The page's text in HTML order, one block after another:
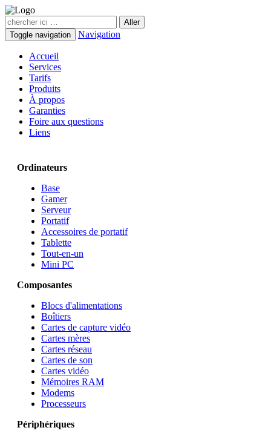
Toggle navigation Navigation
Accueil
Services
Tarifs
Produits
À propos
Garanties
Foire aux questions
Liens
Ordinateurs
Base
Gamer
Serveur
Portatif
Accessoires de portatif
Tablette
Tout-en-un
Mini PC
Composantes
Blocs d'alimentations
Boîtiers
Cartes de capture vidéo
Cartes mères
Cartes réseau
Cartes de son
Cartes vidéo
Mémoires RAM
Modems
Processeurs
Périphériques